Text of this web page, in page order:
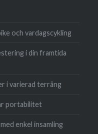
och vardagscykling
i din framtida
i varierad terräng
portabilitet
enkel insamling